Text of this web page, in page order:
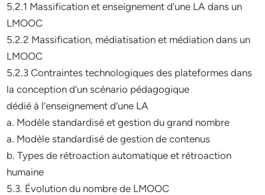
5.2.1 Massification et enseignement d’une LA dans un
LMOOC
5.2.2 Massification, médiatisation et médiation dans un
LMOOC
5.2.3 Contraintes technologiques des plateformes dans
la conception d’un scénario pédagogique
dédié à l’enseignement d’une LA
a. Modèle standardisé et gestion du grand nombre
a. Modèle standardisé de gestion de contenus
b. Types de rétroaction automatique et rétroaction
humaine
5.3. Évolution du nombre de LMOOC